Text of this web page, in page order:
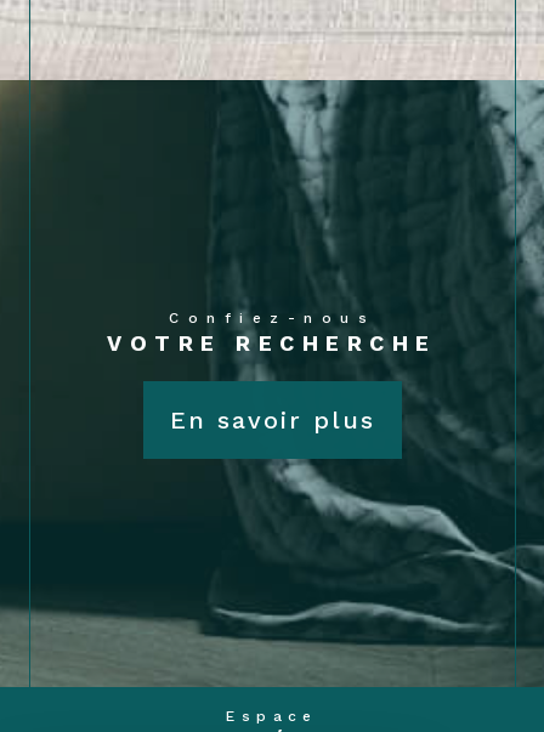
Confiez-nous
VOTRE RECHERCHE
En savoir plus
Espace